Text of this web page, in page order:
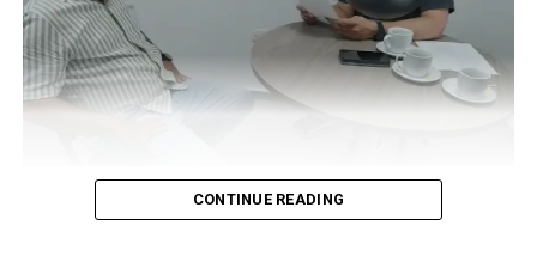
La Fiscalía General de la Nación presentó ante una juez
con función de control de garantías de Bogotá a Fidel
CONTINUE READING